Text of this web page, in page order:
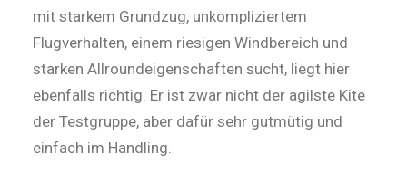
mit starkem Grundzug, unkompliziertem
Flugverhalten, einem riesigen Windbereich und
starken Allroundeigenschaften sucht, liegt hier
ebenfalls richtig. Er ist zwar nicht der agilste Kite
der Testgruppe, aber dafür sehr gutmütig und
einfach im Handling.